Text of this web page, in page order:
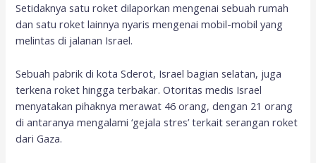
Setidaknya satu roket dilaporkan mengenai sebuah rumah
dan satu roket lainnya nyaris mengenai mobil-mobil yang
melintas di jalanan Israel.
Sebuah pabrik di kota Sderot, Israel bagian selatan, juga
terkena roket hingga terbakar. Otoritas medis Israel
menyatakan pihaknya merawat 46 orang, dengan 21 orang
di antaranya mengalami ‘gejala stres’ terkait serangan roket
dari Gaza.